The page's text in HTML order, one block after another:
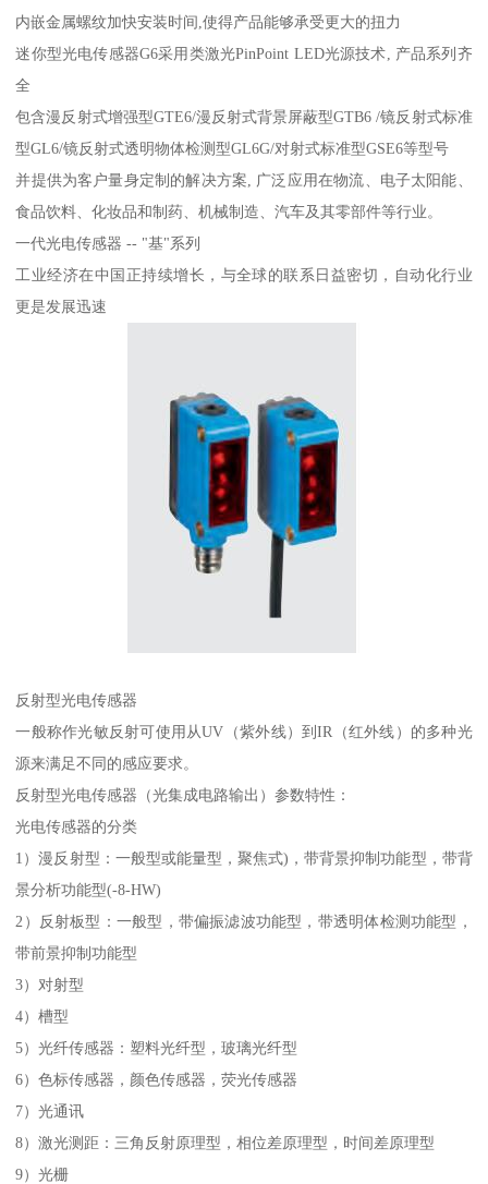
内嵌金属螺纹加快安装时间,使得产品能够承受更大的扭力
迷你型光电传感器G6采用类激光PinPoint LED光源技术, 产品系列齐
全
包含漫反射式增强型GTE6/漫反射式背景屏蔽型GTB6 /镜反射式标准
型GL6/镜反射式透明物体检测型GL6G/对射式标准型GSE6等型号
并提供为客户量身定制的解决方案, 广泛应用在物流、电子太阳能、
食品饮料、化妆品和制药、机械制造、汽车及其零部件等行业。
一代光电传感器 -- "基"系列
工业经济在中国正持续增长，与全球的联系日益密切，自动化行业
更是发展迅速
反射型光电传感器
一般称作光敏反射可使用从UV（紫外线）到IR（红外线）的多种光
源来满足不同的感应要求。
反射型光电传感器（光集成电路输出）参数特性：
光电传感器的分类
1）漫反射型：一般型或能量型，聚焦式)，带背景抑制功能型，带背
景分析功能型(-8-HW)
2）反射板型：一般型，带偏振滤波功能型，带透明体检测功能型，
带前景抑制功能型
3）对射型
4）槽型
5）光纤传感器：塑料光纤型，玻璃光纤型
6）色标传感器，颜色传感器，荧光传感器
7）光通讯
8）激光测距：三角反射原理型，相位差原理型，时间差原理型
9）光栅